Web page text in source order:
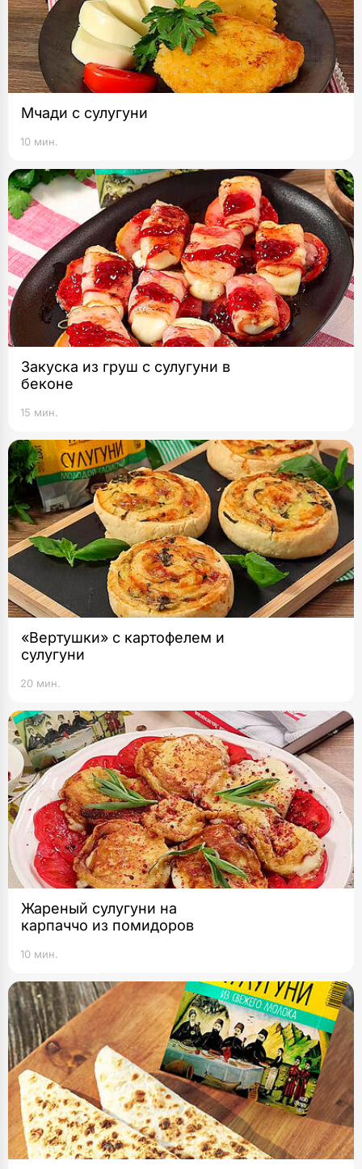
Мчади с сулугуни
10 мин.
Закуска из груш с сулугуни в
беконе
15 мин.
«Вертушки» с картофелем и
сулугуни
20 мин.
Жареный сулугуни на
карпаччо из помидоров
10 мин.